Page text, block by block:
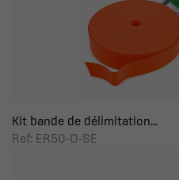
Kit bande de délimitation...
Ref: ER50-O-SE